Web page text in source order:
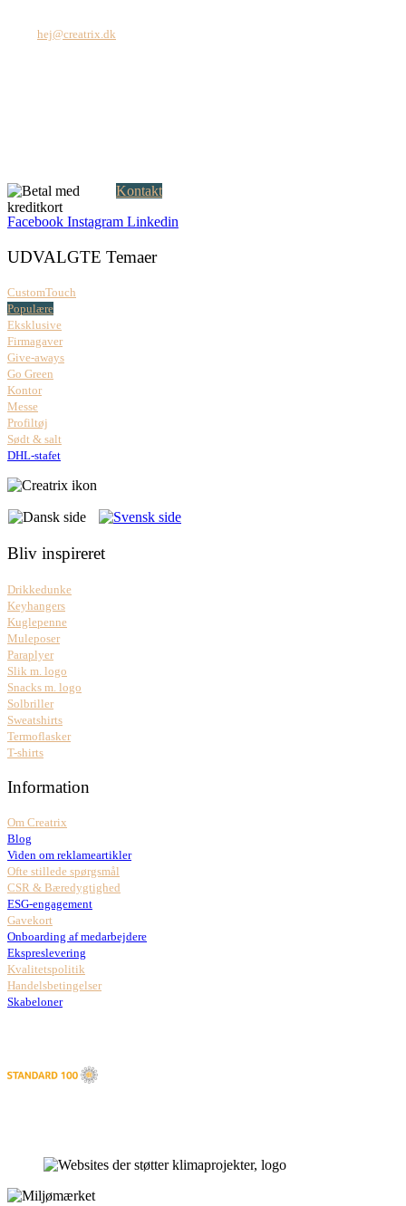
hej@creatrix.dk
Kontakt
Facebook Instagram Linkedin
UDVALGTE Temaer
CustomTouch
Populære
Eksklusive
Firmagaver
Give-aways
Go Green
Kontor
Messe
Profiltøj
Sødt & salt
DHL-stafet
Bliv inspireret
Drikkedunke
Keyhangers
Kuglepenne
Muleposer
Paraplyer
Slik m. logo
Snacks m. logo
Solbriller
Sweatshirts
Termoflasker
T-shirts
Information
Om Creatrix
Blog
Viden om reklameartikler
Ofte stillede spørgsmål
CSR & Bæredygtighed
ESG-engagement
Gavekort
Onboarding af medarbejdere
Ekspreslevering
Kvalitetspolitik
Handelsbetingelser
Skabeloner